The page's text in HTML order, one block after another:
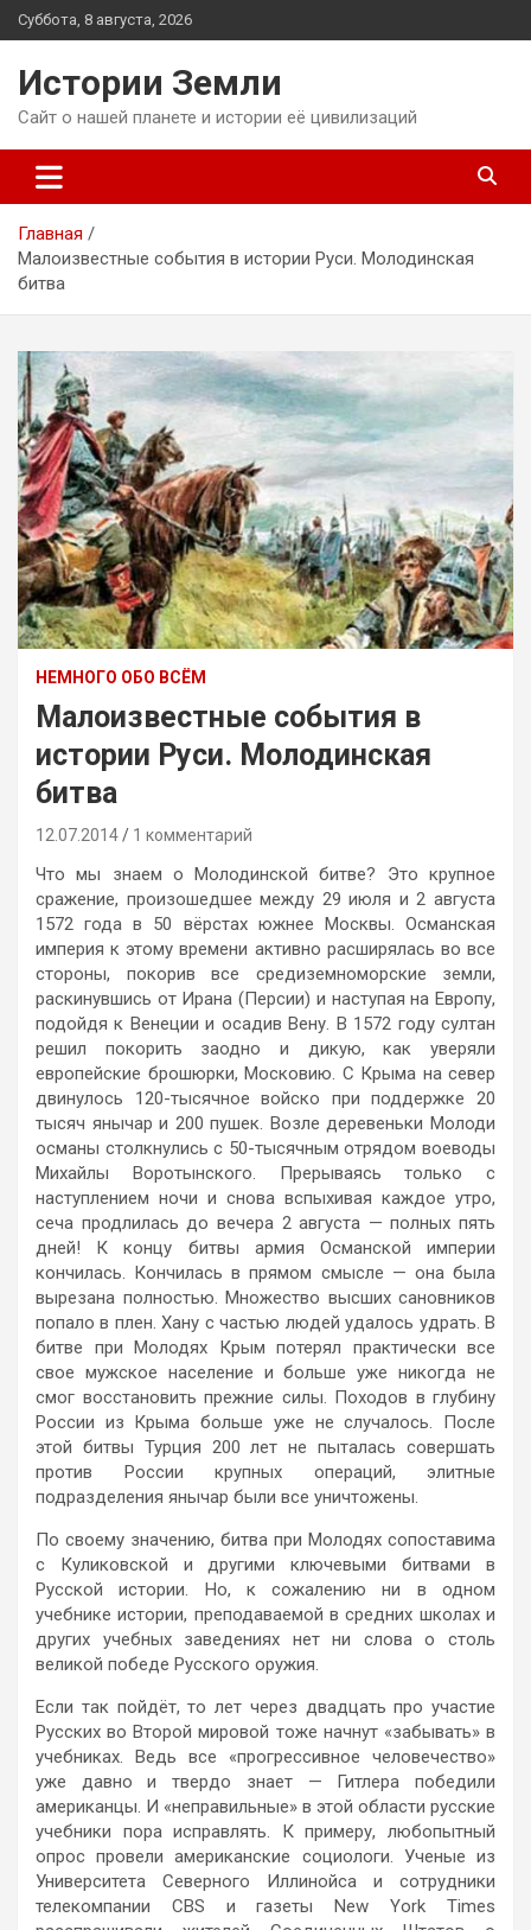
Перейти
к
Суббота, 8 августа, 2026
Истории Земли
Сайт о нашей планете и истории её цивилизаций
Главная
Малоизвестные события в истории Руси. Молодинская
битва
НЕМНОГО ОБО ВСЁМ
Малоизвестные события в
истории Руси. Молодинская
битва
12.07.2014 1 комментарий
Что мы знаем о Молодинской битве? Это крупное
сражение, произошедшее между 29 июля и 2 августа
1572 года в 50 вёрстах южнее Москвы. Османская
империя к этому времени активно расширялась во все
стороны, покорив все средиземноморские земли,
раскинувшись от Ирана (Персии) и наступая на Европу,
подойдя к Венеции и осадив Вену. В 1572 году султан
решил покорить заодно и дикую, как уверяли
европейские брошюрки, Московию. С Крыма на север
двинулось 120-тысячное войско при поддержке 20
тысяч янычар и 200 пушек. Возле деревеньки Молоди
османы столкнулись с 50-тысячным отрядом воеводы
Михайлы Воротынского. Прерываясь только с
наступлением ночи и снова вспыхивая каждое утро,
сеча продлилась до вечера 2 августа — полных пять
дней! К концу битвы армия Османской империи
кончилась. Кончилась в прямом смысле — она была
вырезана полностью. Множество высших сановников
попало в плен. Хану с частью людей удалось удрать. В
битве при Молодях Крым потерял практически все
свое мужское население и больше уже никогда не
смог восстановить прежние силы. Походов в глубину
России из Крыма больше уже не случалось. После
этой битвы Турция 200 лет не пыталась совершать
против России крупных операций, элитные
подразделения янычар были все уничтожены.
По своему значению, битва при Молодях сопоставима
с Куликовской и другими ключевыми битвами в
Русской истории. Но, к сожалению ни в одном
учебнике истории, преподаваемой в средних школах и
других учебных заведениях нет ни слова о столь
великой победе Русского оружия.
Если так пойдёт, то лет через двадцать про участие
Русских во Второй мировой тоже начнут «забывать» в
учебниках. Ведь все «прогрессивное человечество»
уже давно и твердо знает — Гитлера победили
американцы. И «неправильные» в этой области русские
учебники пора исправлять. К примеру, любопытный
опрос провели американские социологи. Ученые из
Университета Северного Иллинойса и сотрудники
телекомпании CBS и газеты New York Times